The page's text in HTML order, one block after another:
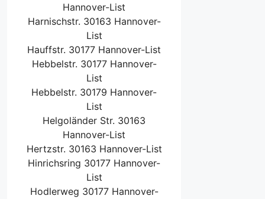
Hannover-List
Harnischstr. 30163 Hannover-
List
Hauffstr. 30177 Hannover-List
Hebbelstr. 30177 Hannover-
List
Hebbelstr. 30179 Hannover-
List
Helgoländer Str. 30163
Hannover-List
Hertzstr. 30163 Hannover-List
Hinrichsring 30177 Hannover-
List
Hodlerweg 30177 Hannover-